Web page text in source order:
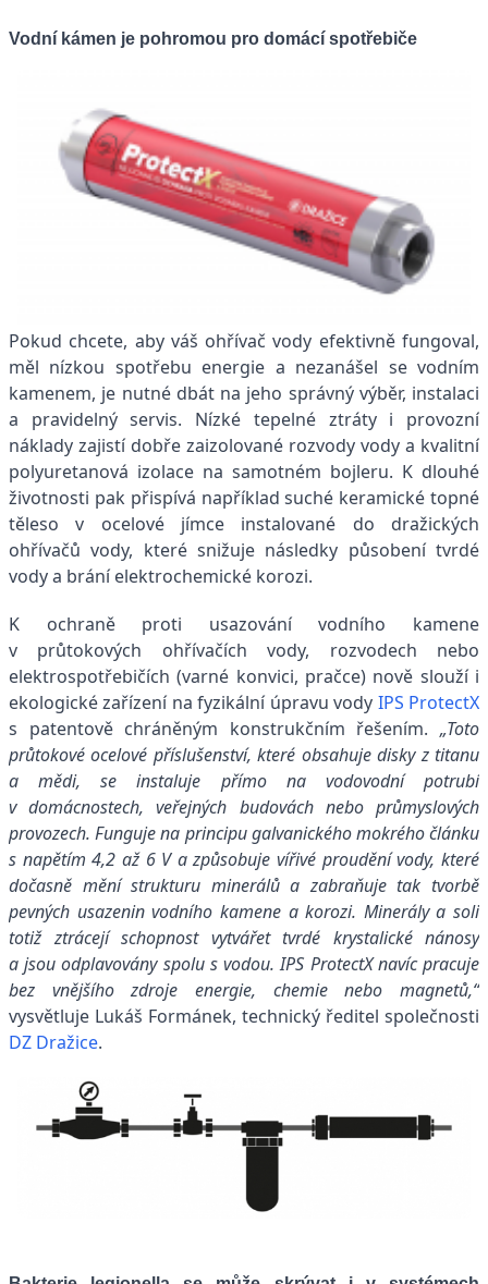
Vodní kámen je pohromou pro domácí spotřebiče
Pokud chcete, aby váš ohřívač vody efektivně fungoval,
měl nízkou spotřebu energie a nezanášel se vodním
kamenem, je nutné dbát na jeho správný výběr, instalaci
a pravidelný servis. Nízké tepelné ztráty i provozní
náklady zajistí dobře zaizolované rozvody vody a kvalitní
polyuretanová izolace na samotném bojleru. K dlouhé
životnosti pak přispívá například suché keramické topné
těleso v ocelové jímce instalované do dražických
ohřívačů vody, které snižuje následky působení tvrdé
vody a brání elektrochemické korozi.
K ochraně proti usazování vodního kamene
v průtokových ohřívačích vody, rozvodech nebo
elektrospotřebičích (varné konvici, pračce) nově slouží i
ekologické zařízení na fyzikální úpravu vody IPS ProtectX
s patentově chráněným konstrukčním řešením. „Toto
průtokové ocelové příslušenství, které obsahuje disky z titanu
a mědi, se instaluje přímo na vodovodní potrubí
v domácnostech, veřejných budovách nebo průmyslových
provozech. Funguje na principu galvanického mokrého článku
s napětím 4,2 až 6 V a způsobuje vířivé proudění vody, které
dočasně mění strukturu minerálů a zabraňuje tak tvorbě
pevných usazenin vodního kamene a korozi. Minerály a soli
totiž ztrácejí schopnost vytvářet tvrdé krystalické nánosy
a jsou odplavovány spolu s vodou. IPS ProtectX navíc pracuje
bez vnějšího zdroje energie, chemie nebo magnetů,“
vysvětluje Lukáš Formánek, technický ředitel společnosti
DZ Dražice.